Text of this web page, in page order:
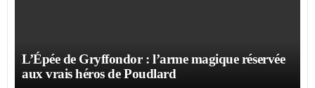
L’Épée de Gryffondor : l’arme magique réservée
aux vrais héros de Poudlard